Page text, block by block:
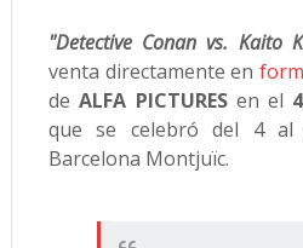
"Detective Conan vs. Kaito
venta directamente en
deALFA PICTURESen el
que se celebró del 4
Barcelona Montjuïc.